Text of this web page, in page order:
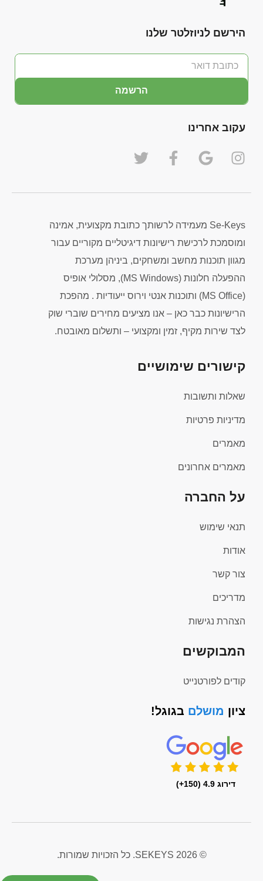
הירשם לניוזלטר שלנו
הרשמה
עקוב אחרינו
Se-Keys מעמידה לרשותך כתובת מקצועית, אמינה
ומוסמכת לרכישת רישיונות דיגיטליים מקוריים עבור
מגוון תוכנות מחשב ומשחקים, ביניהן מערכת
ההפעלה חלונות (MS Windows), מסלולי אופיס
(MS Office) ותוכנות אנטי וירוס ייעודיות . מהפכת
הרישיונות כבר כאן – אנו מציעים מחירים שוברי שוק
לצד שירות מקיף, זמין ומקצועי – ותשלום מאובטח.
קישורים שימושיים
שאלות ותשובות
מדיניות פרטיות
מאמרים
מאמרים אחרונים
על החברה
תנאי שימוש
אודות
צור קשר
מדריכים
הצהרת נגישות
המבוקשים
קודים לפורטנייט
ציון מושלם בגוגל!
דירוג 4.9 (150+)
© 2026 SEKEYS. כל הזכויות שמורות.